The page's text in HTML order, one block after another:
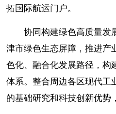
拓国际航运门户。
协同构建绿色高质量发
津市绿色生态屏障，推进产
色化、融合化发展路径，构
体系。整合周边各区现代工
的基础研究和科技创新优势